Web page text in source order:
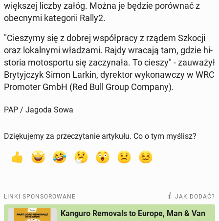
więk­szej liczby załóg. Można je będzie po­rów­nać z
obec­ny­mi ka­te­go­rii Rally2.
"Cie­szy­my się z dobrej współ­pra­cy z rządem Szkocji
oraz lo­kal­ny­mi wła­dza­mi. Rajdy wracają tam, gdzie hi­
sto­ria mo­to­spor­tu się za­czy­na­ła. To cieszy" - za­uwa­żył
Bry­tyj­czyk Simon Larkin, dy­rek­tor wy­ko­naw­czy w WRC
Pro­mo­ter GmbH (Red Bull Group Company).
PAP / Jagoda Sowa
Dziękujemy za przeczytanie artykułu. Co o tym myślisz?
LINKI SPONSOROWANE JAK DODAĆ?
Kanguro Removals to Europe, Man & Van